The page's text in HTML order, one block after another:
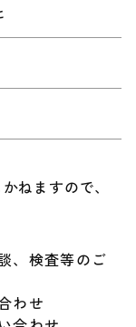
ねますので、
、検査等のご
わせ